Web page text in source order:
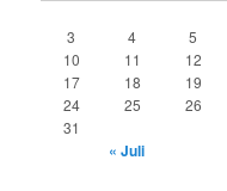
3 4 5
10
11 12
17
18 19
24
25 26
31
« Juli